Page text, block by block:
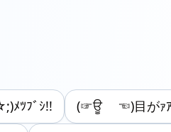
ﾂﾌﾞｼ!! (☞ਊ ☜)目がｧｱｱ